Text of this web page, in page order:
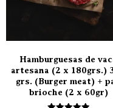
Hamburguesas de
artesana (2 x 180grs.)
grs. (Burger meat) +
brioche (2 x 60gr)